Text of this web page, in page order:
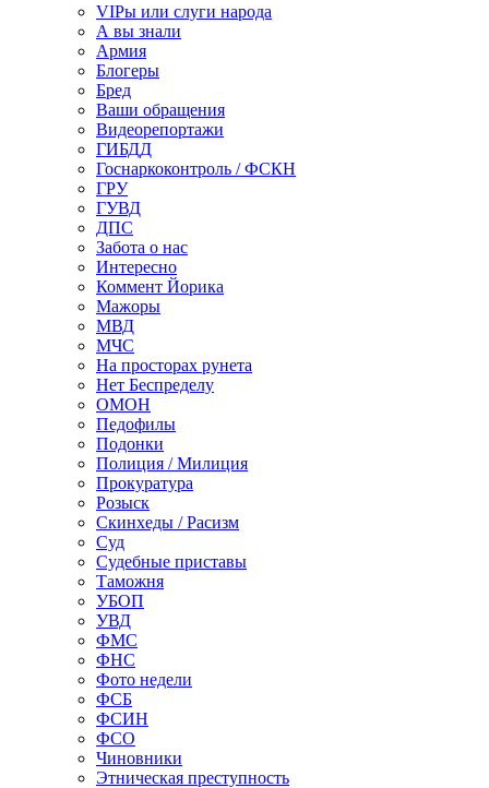
VIPы или слуги народа
А вы знали
Армия
Блогеры
Бред
Ваши обращения
Видеорепортажи
ГИБДД
Госнаркоконтроль / ФСКН
ГРУ
ГУВД
ДПС
Забота о нас
Интересно
Коммент Йорика
Мажоры
МВД
МЧС
На просторах рунета
Нет Беспределу
ОМОН
Педофилы
Подонки
Полиция / Милиция
Прокуратура
Розыск
Скинхеды / Расизм
Суд
Судебные приставы
Таможня
УБОП
УВД
ФМС
ФНС
Фото недели
ФСБ
ФСИН
ФСО
Чиновники
Этническая преступность